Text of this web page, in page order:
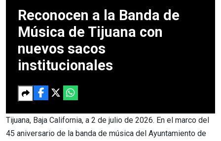
Reconocen a la Banda de
Música de Tijuana con
nuevos sacos
institucionales
Tijuana, Baja California, a 2 de julio de 2026. En el marco del
45 aniversario de la banda de música del Ayuntamiento de